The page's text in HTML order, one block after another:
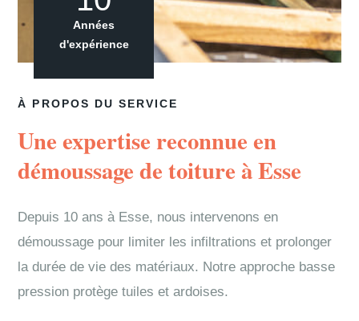
À PROPOS DU SERVICE
Une expertise reconnue en
démoussage de toiture à Esse
Depuis 10 ans à Esse, nous intervenons en
démoussage pour limiter les infiltrations et prolonger
la durée de vie des matériaux. Notre approche basse
pression protège tuiles et ardoises.
Années
d'expérience